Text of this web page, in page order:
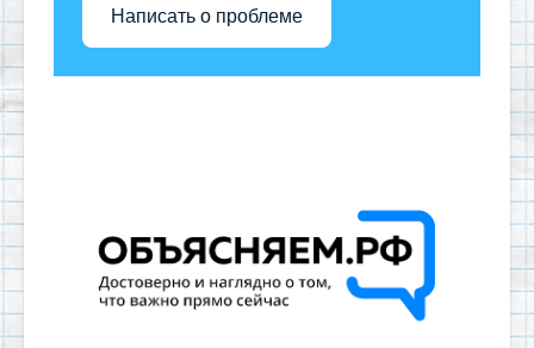
Написать о проблеме